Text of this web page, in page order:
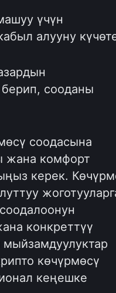
үчүн
алууну
сооданы
соодасына
жана комфорт
керек.
конкреттүү
көчүрмөсү
кеңешке